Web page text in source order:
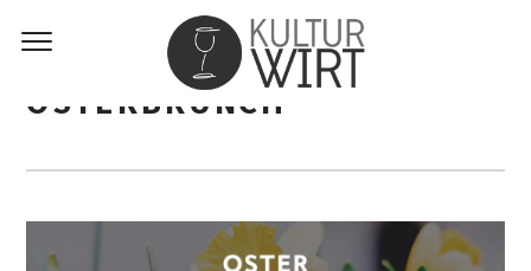
OSTERBRUNCH